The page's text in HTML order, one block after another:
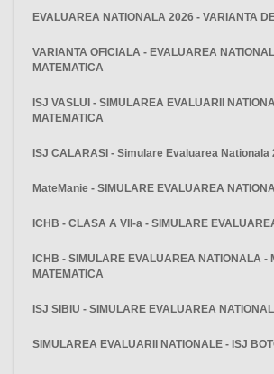
EVALUAREA NATIONALA 2026 - VARIANTA
VARIANTA OFICIALA - EVALUAREA
MATEMATICA
ISJ VASLUI - SIMULAREA EVALUARII
MATEMATICA
ISJ CALARASI - Simulare Evaluarea Nationala
MateManie - SIMULARE EVALUAREA
ICHB - CLASA A VII-a - SIMULARE
ICHB - SIMULARE EVALUAREA NATIONALA -
MATEMATICA
ISJ SIBIU - SIMULARE EVALUAREA
SIMULAREA EVALUARII NATIONALE - ISJ